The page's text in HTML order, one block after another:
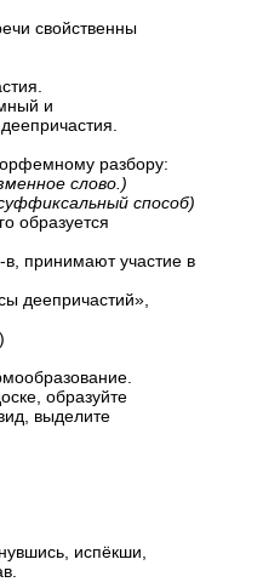
свойственны
и
разбору:
слово.)
способ)
образуется
принимают участие в
деепричастий»,
образуйте
выделите
испёкши,